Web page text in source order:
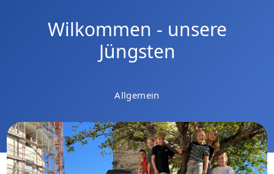
Wilkommen - unsere
Jüngsten
Allgemein